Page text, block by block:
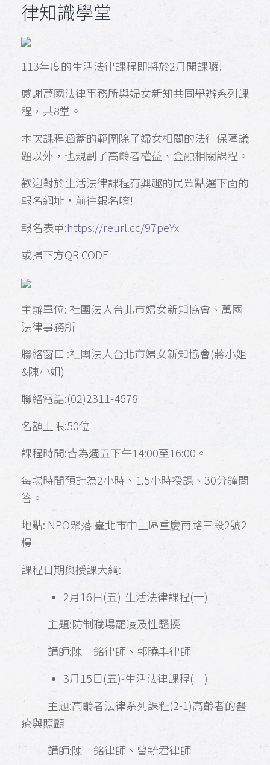
律知識學堂
113年度的生活法律課程即將於2月開課囉!
感謝萬國法律事務所與婦女新知共同舉辦系列課
程，共8堂。
本次課程涵蓋的範圍除了婦女相關的法律保障議
題以外，也規劃了高齡者權益、金融相關課程。
歡迎對於生活法律課程有興趣的民眾點選下面的
報名網址，前往報名唷!
報名表單:https://reurl.cc/97peYx
或掃下方QR CODE
主辦單位: 社團法人台北市婦女新知協會、萬國
法律事務所
聯絡窗口 :社團法人台北市婦女新知協會(蔣小姐
&陳小姐)
聯絡電話:(02)2311-4678
名額上限:50位
課程時間:皆為週五下午14:00至16:00。
每場時間預計為2小時、1.5小時授課、30分鐘問
答。
地點: NPO聚落 臺北市中正區重慶南路三段2號2
樓
課程日期與授課大綱:
2月16日(五)-生活法律課程(一)
主題:防制職場罷凌及性騷擾
講師:陳一銘律師、郭曉丰律師
3月15日(五)-生活法律課程(二)
主題:高齡者法律系列課程(2-1)高齡者的醫
療與照顧
講師:陳一銘律師、曾毓君律師